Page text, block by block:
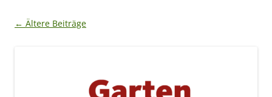
Beitragsnavigation
← Ältere Beiträge